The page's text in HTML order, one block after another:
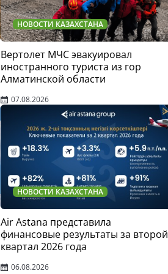
НОВОСТИ КАЗАХСТАНА
Вертолет МЧС эвакуировал
иностранного туриста из гор
Алматинской области
07.08.2026
НОВОСТИ КАЗАХСТАНА
Air Astana представила
финансовые результаты за второй
квартал 2026 года
06.08.2026